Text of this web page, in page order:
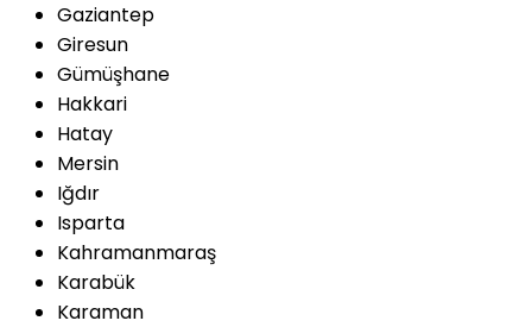
Gaziantep
Giresun
Gümüşhane
Hakkari
Hatay
Mersin
Iğdır
Isparta
Kahramanmaraş
Karabük
Karaman